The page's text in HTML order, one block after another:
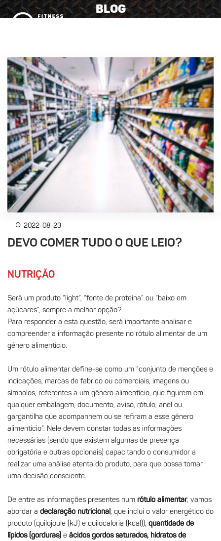
BLOG
2022-08-23
DEVO COMER TUDO O QUE LEIO?
NUTRIÇÃO
Será um produto “light”, “fonte de proteína” ou “baixo em
açúcares”, sempre a melhor opção?
Para responder a esta questão, será importante analisar e
compreender a informação presente no rótulo alimentar de um
género alimentício.
Um rótulo alimentar define-se como um “conjunto de menções e
indicações, marcas de fabrico ou comerciais, imagens ou
símbolos, referentes a um género alimentício, que figurem em
qualquer embalagem, documento, aviso, rótulo, anel ou
gargantilha que acompanhem ou se refiram a esse género
alimentício”. Nele devem constar todas as informações
necessárias (sendo que existem algumas de presença
obrigatória e outras opcionais) capacitando o consumidor a
realizar uma análise atenta do produto, para que possa tomar
uma decisão consciente.
De entre as informações presentes num rótulo alimentar, vamos
abordar a declaração nutricional , que inclui o valor energético do
produto (quilojoule (kJ) e quilocaloria (kcal)), quantidade de
lípidos (gorduras) e ácidos gordos saturados, hidratos de